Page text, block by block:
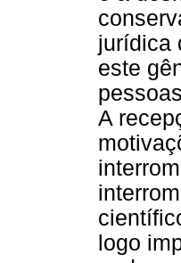
jurídica
este
A
logo